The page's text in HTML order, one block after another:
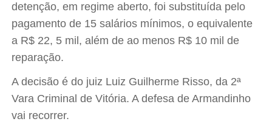
detenção, em regime aberto, foi substituída pelo
pagamento de 15 salários mínimos, o equivalente
a R$ 22, 5 mil, além de ao menos R$ 10 mil de
reparação.
A decisão é do juiz Luiz Guilherme Risso, da 2ª
Vara Criminal de Vitória. A defesa de Armandinho
vai recorrer.